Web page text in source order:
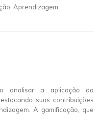
Aprendizagem.
analisar a aplicação da
suas contribuições
A gamificação, que